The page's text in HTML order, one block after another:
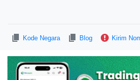
Kode Negara Blog Kirim